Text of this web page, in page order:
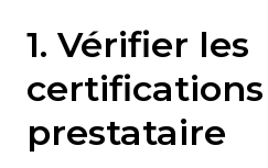
1. Vérifier les
prestataire